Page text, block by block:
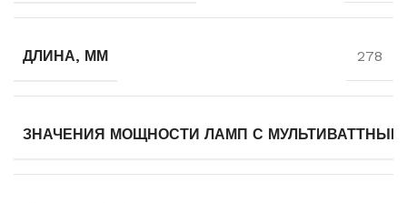
ДЛИНА, ММ 278
ЗНАЧЕНИЯ МОЩНОСТИ ЛАМП С МУЛЬТИВАТТНЫМ